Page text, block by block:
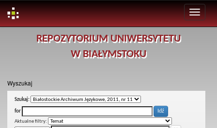
REPOZYTORIUM UNIWERSYTETU
W BIAŁYMSTOKU
Wyszukaj
Szukaj:
for
Aktualne filtry: